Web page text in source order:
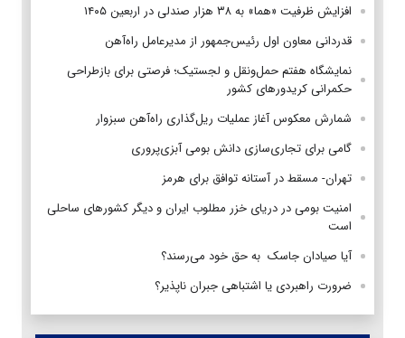
افزایش ظرفیت «هما» به ۳۸ هزار صندلی در اربعین ۱۴۰۵
قدردانی معاون اول رئیس‌جمهور از مدیرعامل راه‌آهن
نمایشگاه هفتم حمل‌ونقل و لجستیک؛ فرصتی برای بازطراحی
حکمرانی کریدورهای کشور
شمارش معکوس آغاز عملیات ریل‌گذاری راه‌آهن سبزوار
گامی برای تجاری‌سازی دانش بومی آبزی‌پروری
تهران- مسقط در آستانه توافق برای هرمز
امنیت بومی در دریای خزر مطلوب ایران و دیگر کشورهای ساحلی
است
آیا صیادان جاسک به حق خود می‌رسند؟
ضرورت راهبردی یا اشتباهی جبران ناپذیر؟